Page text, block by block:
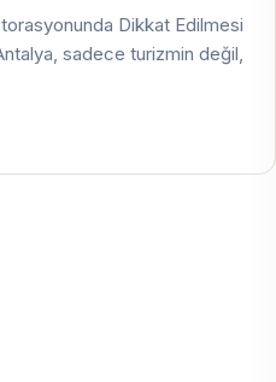
Dikkat Edilmesi
sadece turizmin değil,